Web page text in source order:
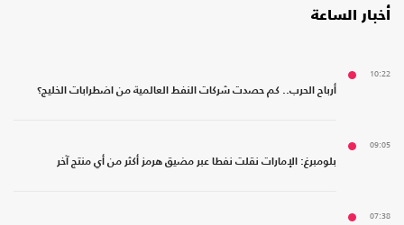
أخبار الساعة
10:22
أرباح الحرب.. كم حصدت شركات النفط العالمية من اضطرابات الخليج؟
09:05
بلومبرغ: الإمارات نقلت نفطا عبر مضيق هرمز أكثر من أي منتج آخر
07:38